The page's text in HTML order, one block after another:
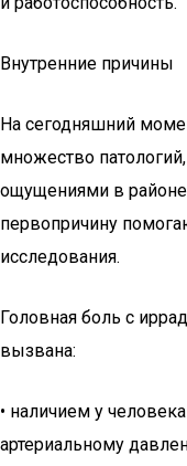
Внутренние причины
На сегодняшний
множество
ощущениями в
первопричину
исследования.
Головная боль с
вызвана:
• наличием у
артериальному